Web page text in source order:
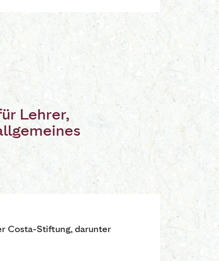
Lehrer,
Costa-Stiftung, darunter